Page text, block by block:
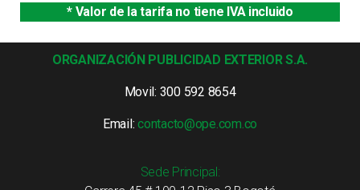
* Valor de la tarifa no tiene IVA incluido
ORGANIZACIÓN PUBLICIDAD EXTERIOR S.A.
Movil: 300 592 8654
Email:contacto@ope.com.co
Sede Principal: